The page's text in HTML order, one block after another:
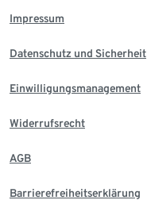
Impressum
Datenschutz und Sicherheit
Einwilligungsmanagement
Widerrufsrecht
AGB
Barrierefreiheitserklärung